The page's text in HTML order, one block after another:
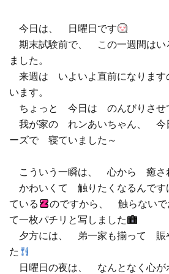
□ よくあるご質問
□ 高校部
□ 有料体験指導
□ 2019年合格体験記
今日は、 日曜日です
期末試験前で、 この一週間はい
ました。
来週は いよいよ直前になりま
います。
ちょっと 今日は のんびりさせ
我が家の れンあいちゃん、 今
ーズで 寝ていました～
こういう一瞬は、 心から 癒さ
かわいくて 触りたくなるんで
ている
のですから、 触らない
て一枚パチリと写しました
夕方には、 弟一家も揃って 賑
た
日曜日の夜は、 なんとなく心が